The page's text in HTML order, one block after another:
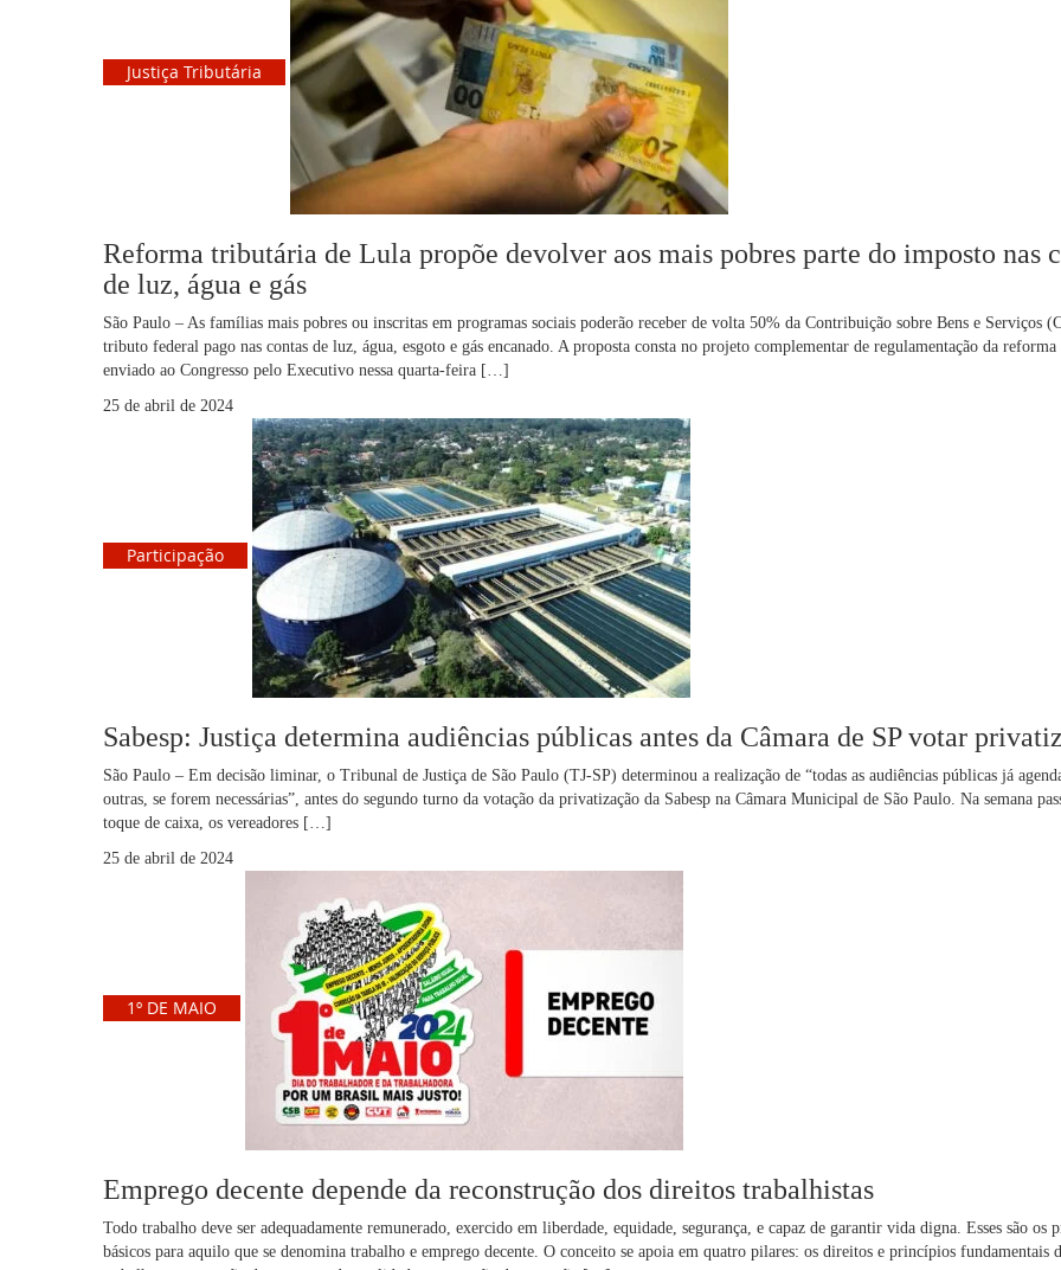
Justiça Tributária
Reforma tributária de Lula propõe devolver aos mais pobres parte do imposto nas
de luz, água e gás
São Paulo – As famílias mais pobres ou inscritas em programas sociais poderão receber de volta 50% da Contribuição sobre Bens e Serviços
tributo federal pago nas contas de luz, água, esgoto e gás encanado. A proposta consta no projeto complementar de regulamentação da
enviado ao Congresso pelo Executivo nessa quarta-feira […]
25 de abril de 2024
Participação
Sabesp: Justiça determina audiências públicas antes da Câmara de SP votar
São Paulo – Em decisão liminar, o Tribunal de Justiça de São Paulo (TJ-SP) determinou a realização de “todas as audiências públicas já
outras, se forem necessárias”, antes do segundo turno da votação da privatização da Sabesp na Câmara Municipal de São Paulo. Na semana
toque de caixa, os vereadores […]
25 de abril de 2024
1º DE MAIO
Emprego decente depende da reconstrução dos direitos trabalhistas
Todo trabalho deve ser adequadamente remunerado, exercido em liberdade, equidade, segurança, e capaz de garantir vida digna. Esses são os
básicos para aquilo que se denomina trabalho e emprego decente. O conceito se apoia em quatro pilares: os direitos e princípios fundamentais